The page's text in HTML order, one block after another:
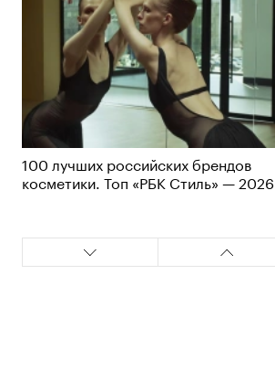
100 лучших российских брендов
косметики. Топ «РБК Стиль» — 2026
«РБК Визионеры» и masters:dom
провели первую резиденцию